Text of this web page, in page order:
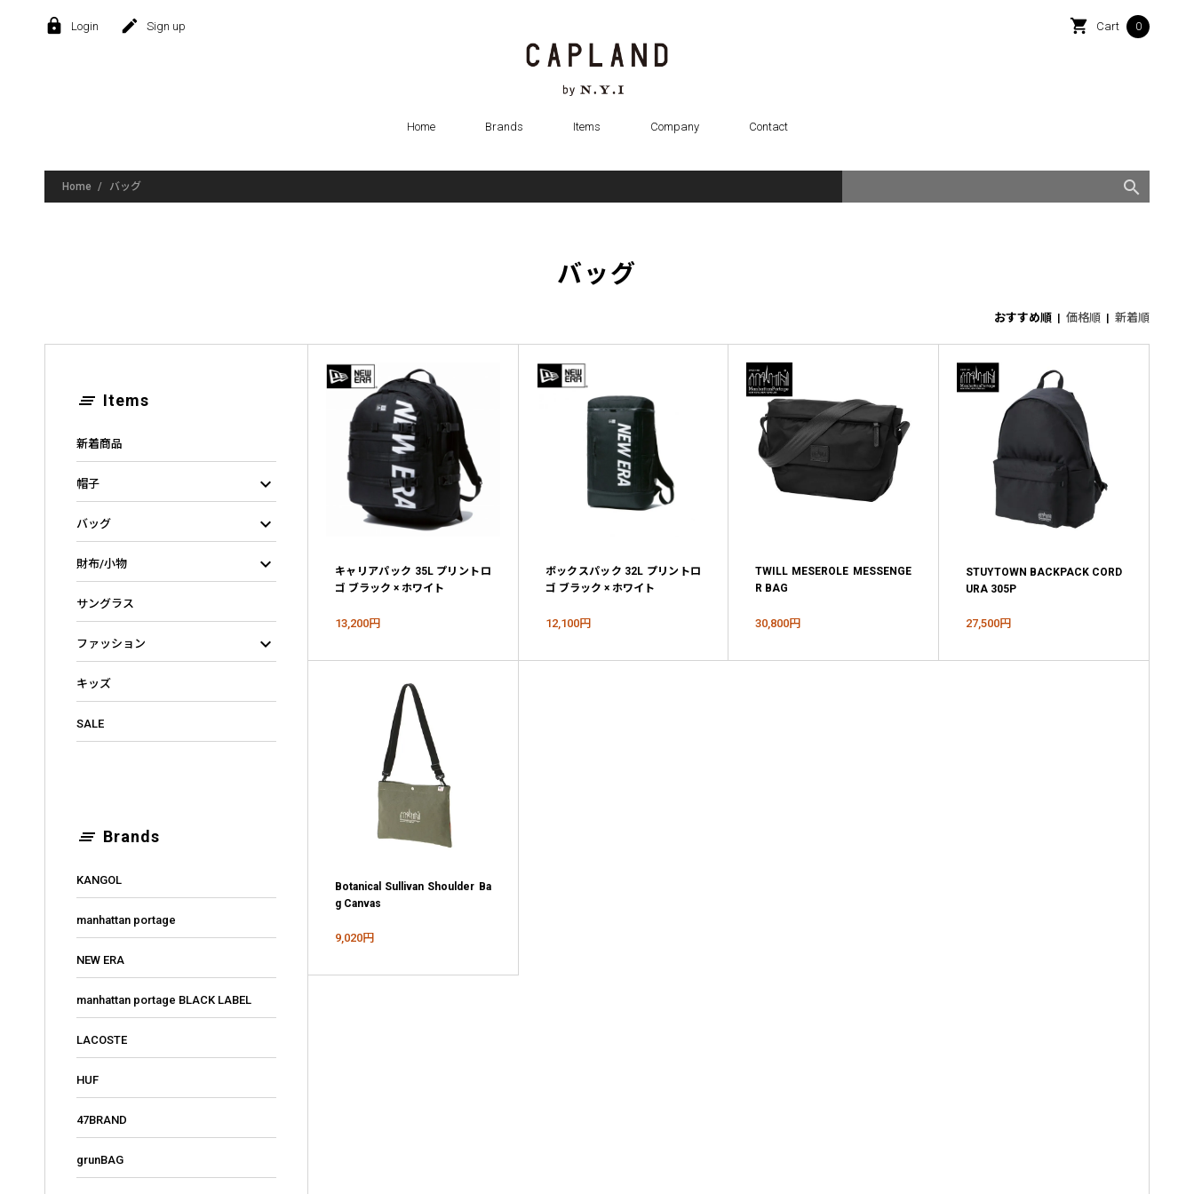
lock Login create Sign up shopping_cart Cart 0
Home Brands Items Company Contact
Home バッグ search
バッグ
おすすめ順 | 価格順 | 新着順
clear_all Items
新着商品
帽子 keyboard_arrow_down
バッグ keyboard_arrow_down
財布/小物 keyboard_arrow_down
サングラス
ファッション keyboard_arrow_down
キッズ
SALE
clear_all Brands
KANGOL
manhattan portage
NEW ERA
manhattan portage BLACK LABEL
LACOSTE
HUF
47BRAND
grunBAG
キャリアパック 35L プリントロ
ゴ ブラック × ホワイト
13,200円
ボックスパック 32L プリントロ
ゴ ブラック × ホワイト
12,100円
TWILL MESEROLE MESSENGE
R BAG
30,800円
STUYTOWN BACKPACK CORD
URA 305P
27,500円
Botanical Sullivan Shoulder Ba
g Canvas
9,020円